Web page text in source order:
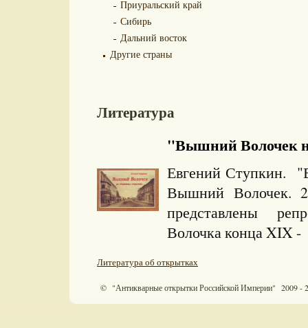
Приуральский край
Сибирь
Дальний восток
Другие страны
Литература
"Вышний Волочек
Евгений Ступкин.
Вышний
представлены
Волочка конца XIX -
Литература об открытках
© "Антикварные открытки Российской Империи" 2009 -